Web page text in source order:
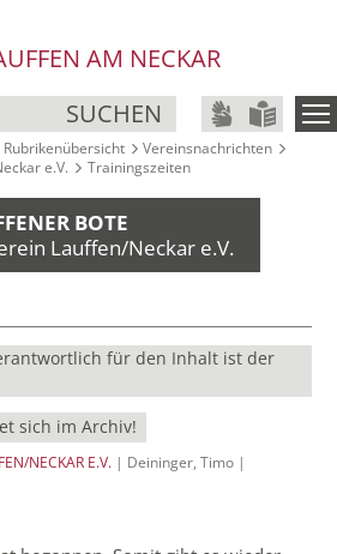
AM NECKAR
SUCHEN
Rubrikenübersicht
Vereinsnachrichten
e.V.
Trainingszeiten
BOTE
Lauffen/Neckar e.V.
für den Inhalt ist der
sich im Archiv!
NECKAR E.V. | Deininger, Timo |